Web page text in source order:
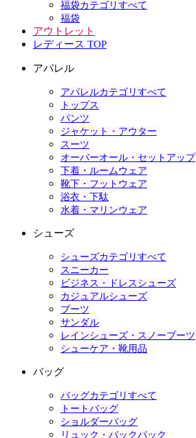
福袋カテゴリすべて
福袋
アウトレット
レディース TOP
アパレル
アパレルカテゴリすべて
トップス
パンツ
ジャケット・アウター
スーツ
オーバーオール・セットアップ
下着・ルームウェア
靴下・フットウェア
浴衣・下駄
水着・マリンウェア
シューズ
シューズカテゴリすべて
スニーカー
ビジネス・ドレスシューズ
カジュアルシューズ
ブーツ
サンダル
レインシューズ・スノーブーツ
シューケア・靴用品
バッグ
バッグカテゴリすべて
トートバッグ
ショルダーバッグ
リュック・バックパック